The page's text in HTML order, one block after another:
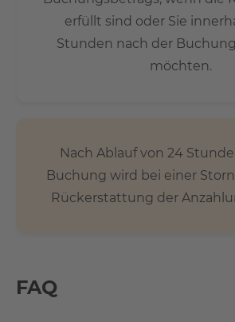
erfüllt sind oder Sie
Stunden nach der
möchten.
Nach Ablauf von 24
Buchung wird bei einer
Rückerstattung der
FAQ